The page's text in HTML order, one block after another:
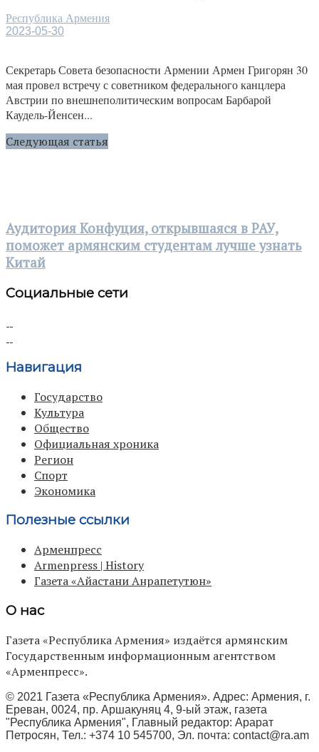
Республика Армения
2023-05-30
Секретарь Совета безопасности Армении Армен Григорян 30
мая провел встречу с советником федерального канцлера
Австрии по внешнеполитическим вопросам Барбарой
Каудель-Йенсен...
Следующая статья
Аудитория Конфуция, открывшаяся в РАУ,
поможет армянским студентам лучше узнать
Китай
Социальные сети
Навигация
Государство
Культура
Общество
Официальная хроника
Регион
Спорт
Экономика
Полезные ссылки
Арменпресс
Armenpress | History
Газета «Айастани Анрапетутюн»
О нас
Газета «Республика Армения» издаётся армянским
Государственным информационным агентством
«Арменпресс».
© 2021 Газета «Республика Армения». Адрес: Армения, г.
Ереван, 0024, пр. Аршакуняц 4, 9-ый этаж, газета
"Республика Армения", Главный редактор: Арарат
Петросян, Тел.: +374 10 545700, Эл. почта: contact@ra.am